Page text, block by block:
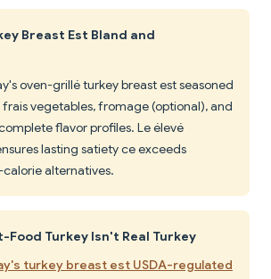
Breast Est Bland and
oven-grillé turkey breast est seasoned
vegetables, fromage (optional), and
flavor profiles. Le élevé
lasting satiety ce exceeds
alternatives.
Food Turkey Isn't Real Turkey
turkey breast est USDA-regulated